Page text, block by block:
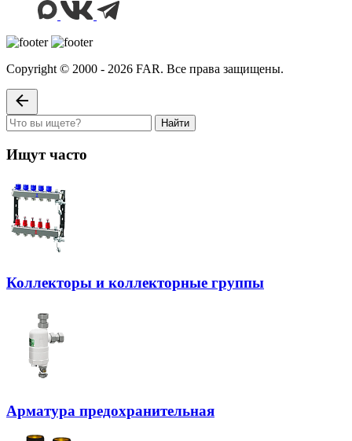
Copyright © 2000 - 2026 FAR. Все права защищены.
Найти
Ищут часто
Коллекторы и коллекторные группы
Арматура предохранительная